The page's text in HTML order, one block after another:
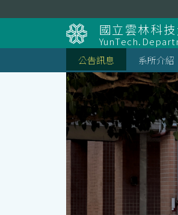
到
主
要
內
容
區
塊
國立雲林科
公告訊息
系所介紹